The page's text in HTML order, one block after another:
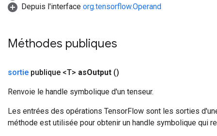
Depuis l'interface org.tensorflow.Operand
Méthodes publiques
sortie publique <T> asOutput ()
Renvoie le handle symbolique d'un tenseur.
Les entrées des opérations TensorFlow sont les sorties
méthode est utilisée pour obtenir un handle symbolique qui